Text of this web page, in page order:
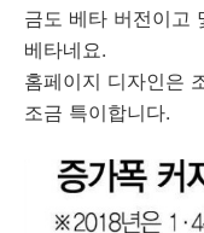
금도 베타 버전이고
베타네요.
홈페이지 디자인은
조금 특이합니다.